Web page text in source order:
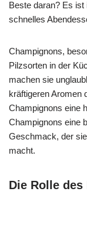
Beste daran? Es ist
schnelles
Champignons,
Pilzsorten in der
machen sie
kräftigeren Aromen
Champignons eine
Champignons eine
Geschmack, der
macht.
Die Rolle